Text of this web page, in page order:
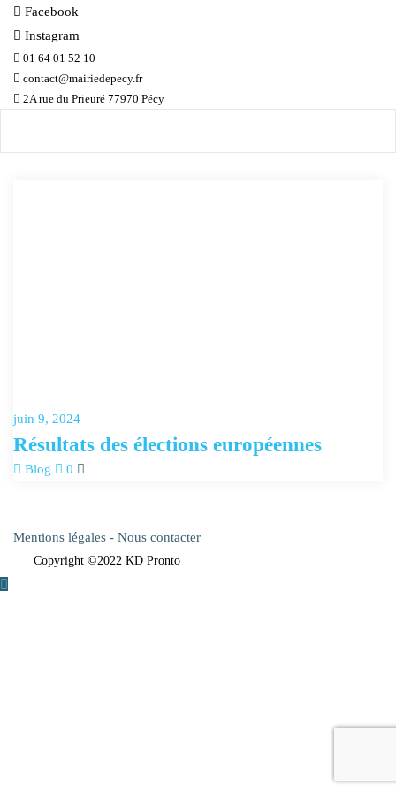
Facebook
Instagram
01 64 01 52 10
contact@mairiedepecy.fr
2A rue du Prieuré 77970 Pécy
juin 9, 2024
Résultats des élections européennes
Blog 0
Mentions légales - Nous contacter
Copyright ©2022 KD Pronto